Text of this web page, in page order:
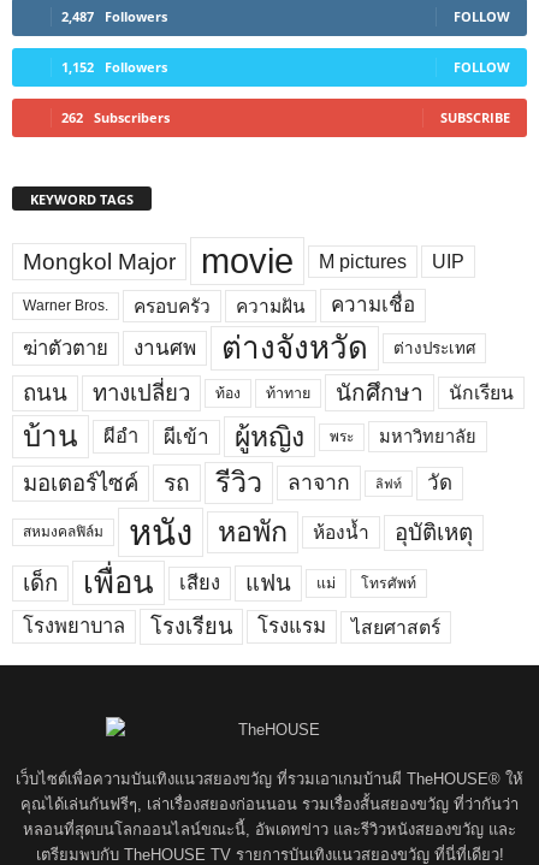
2,487 Followers FOLLOW
1,152 Followers FOLLOW
262 Subscribers SUBSCRIBE
KEYWORD TAGS
Mongkol Major movie M pictures UIP
Warner Bros. ครอบครัว ความฝัน
ความเชื่อ
ฆ่าตัวตาย
งานศพ ต่างจังหวัด ต่างประเทศ
ถนน ทางเปลี่ยว ท้อง ท้าทาย นักศึกษา นักเรียน
บ้าน ผีอำ ผีเข้า ผู้หญิง พระ มหาวิทยาลัย
มอเตอร์ไซค์ รถ รีวิว ลาจาก ลิฟท์ วัด
สหมงคลฟิล์ม หนัง หอพัก ห้องน้ำ
อุบัติเหตุ
เด็ก
เพื่อน เสียง แฟน แม่ โทรศัพท์
โรงพยาบาล โรงเรียน โรงแรม ไสยศาสตร์
เว็บไซต์เพื่อความบันเทิงแนวสยองขวัญ ที่รวมเอาเกมบ้านผี TheHOUSE® ให้
คุณได้เล่นกันฟรีๆ, เล่าเรื่องสยองก่อนนอน รวมเรื่องสั้นสยองขวัญ ที่ว่ากันว่า
หลอนที่สุดบนโลกออนไลน์ขณะนี้, อัพเดทข่าว และรีวิวหนังสยองขวัญ และ
เตรียมพบกับ TheHOUSE TV รายการบันเทิงแนวสยองขวัญ ที่นี่ที่เดียว!